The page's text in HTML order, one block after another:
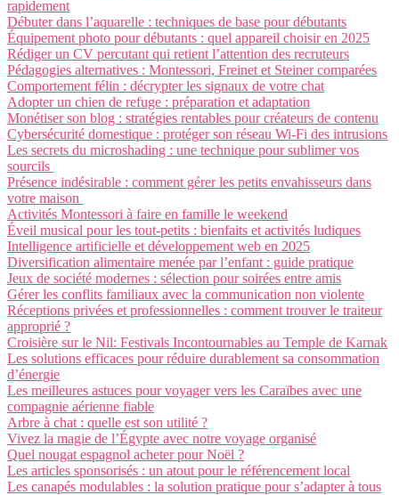
rapidement
Débuter dans l’aquarelle : techniques de base pour débutants
Équipement photo pour débutants : quel appareil choisir en 2025
Rédiger un CV percutant qui retient l’attention des recruteurs
Pédagogies alternatives : Montessori, Freinet et Steiner comparées
Comportement félin : décrypter les signaux de votre chat
Adopter un chien de refuge : préparation et adaptation
Monétiser son blog : stratégies rentables pour créateurs de contenu
Cybersécurité domestique : protéger son réseau Wi-Fi des intrusions
Les secrets du microshading : une technique pour sublimer vos
sourcils
Présence indésirable : comment gérer les petits envahisseurs dans
votre maison
Activités Montessori à faire en famille le weekend
Éveil musical pour les tout-petits : bienfaits et activités ludiques
Intelligence artificielle et développement web en 2025
Diversification alimentaire menée par l’enfant : guide pratique
Jeux de société modernes : sélection pour soirées entre amis
Gérer les conflits familiaux avec la communication non violente
Réceptions privées et professionnelles : comment trouver le traiteur
approprié ?
Croisière sur le Nil: Festivals Incontournables au Temple de Karnak
Les solutions efficaces pour réduire durablement sa consommation
d’énergie
Les meilleures astuces pour voyager vers les Caraïbes avec une
compagnie aérienne fiable
Arbre à chat : quelle est son utilité ?
Vivez la magie de l’Égypte avec notre voyage organisé
Quel nougat espagnol acheter pour Noël ?
Les articles sponsorisés : un atout pour le référencement local
Les canapés modulables : la solution pratique pour s’adapter à tous